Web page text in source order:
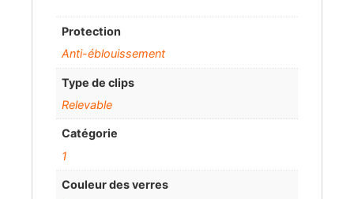
Protection
Anti-éblouissement
Type de clips
Relevable
Catégorie
1
Couleur des verres